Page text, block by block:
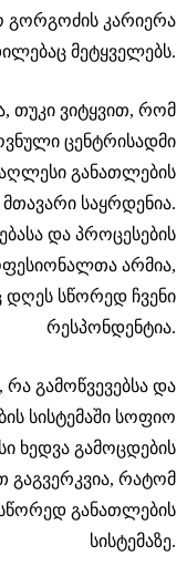
გორგოძის კარიერა
მეტყველებს.
თუკი ვიტყვით, რომ
ცენტრისადმი
განათლების
საყრდენია.
და პროცესების
არმია,
სწორედ ჩვენი
რესპონდენტია.
რა გამოწვევებსა და
სისტემაში სოფიო
ხედვა გამოცდების
გაგვერკვია, რატომ
სწორედ განათლების
სისტემაზე.